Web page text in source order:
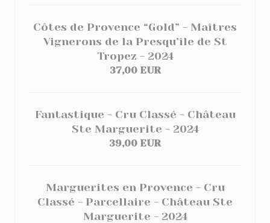
Côtes de Provence “Gold” - Maîtres
Vignerons de la Presqu’île de St
Tropez - 2024
37,00 EUR
Fantastique - Cru Classé - Château
Ste Marguerite - 2024
39,00 EUR
Marguerites en Provence - Cru
Classé - Parcellaire - Château Ste
Marguerite - 2024